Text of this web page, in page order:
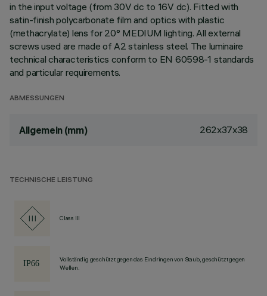
in the input voltage (from 30V dc to 16V dc). Fitted with
satin-finish polycarbonate film and optics with plastic
(methacrylate) lens for 20° MEDIUM lighting. All external
screws used are made of A2 stainless steel. The luminaire
technical characteristics conform to EN 60598-1 standards
and particular requirements.
ABMESSUNGEN
Allgemein (mm) 262x37x38
TECHNISCHE LEISTUNG
Class III
Vollständig geschützt gegen das Eindringen von Staub, geschützt gegen
Wellen.